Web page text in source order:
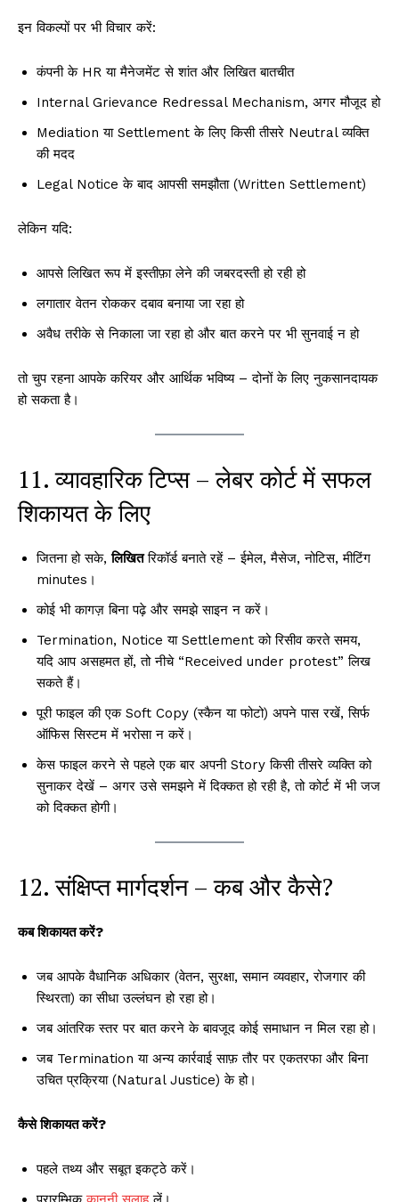
इन विकल्पों पर भी विचार करें:
कंपनी के HR या मैनेजमेंट से शांत और लिखित बातचीत
Internal Grievance Redressal Mechanism, अगर मौजूद हो
Mediation या Settlement के लिए किसी तीसरे Neutral व्यक्ति
की मदद
Legal Notice के बाद आपसी समझौता (Written Settlement)
लेकिन यदि:
आपसे लिखित रूप में इस्तीफ़ा लेने की जबरदस्ती हो रही हो
लगातार वेतन रोककर दबाव बनाया जा रहा हो
अवैध तरीके से निकाला जा रहा हो और बात करने पर भी सुनवाई न हो
तो चुप रहना आपके करियर और आर्थिक भविष्य – दोनों के लिए नुकसानदायक
हो सकता है।
11. व्यावहारिक टिप्स – लेबर कोर्ट में सफल
शिकायत के लिए
जितना हो सके,लिखितरिकॉर्ड बनाते रहें – ईमेल, मैसेज, नोटिस, मीटिंग
minutes।
कोई भी कागज़ बिना पढ़े और समझे साइन न करें।
Termination, Notice या Settlement को रिसीव करते समय,
यदि आप असहमत हों, तो नीचे “Received under protest” लिख
सकते हैं।
पूरी फाइल की एक Soft Copy (स्कैन या फोटो) अपने पास रखें, सिर्फ
ऑफिस सिस्टम में भरोसा न करें।
केस फाइल करने से पहले एक बार अपनी Story किसी तीसरे व्यक्ति को
सुनाकर देखें – अगर उसे समझने में दिक्कत हो रही है, तो कोर्ट में भी जज
को दिक्कत होगी।
12. संक्षिप्त मार्गदर्शन – कब और कैसे?
कब शिकायत करें?
जब आपके वैधानिक अधिकार (वेतन, सुरक्षा, समान व्यवहार, रोजगार की
स्थिरता) का सीधा उल्लंघन हो रहा हो।
जब आंतरिक स्तर पर बात करने के बावजूद कोई समाधान न मिल रहा हो।
जब Termination या अन्य कार्रवाई साफ़ तौर पर एकतरफा और बिना
उचित प्रक्रिया (Natural Justice) के हो।
कैसे शिकायत करें?
पहले तथ्य और सबूत इकट्ठे करें।